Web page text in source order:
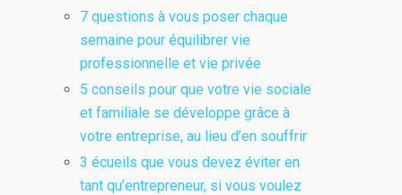
7 questions à vous poser chaque
semaine pour équilibrer vie
professionnelle et vie privée
5 conseils pour que votre vie sociale
et familiale se développe grâce à
votre entreprise, au lieu d’en souffrir
3 écueils que vous devez éviter en
tant qu’entrepreneur, si vous voulez